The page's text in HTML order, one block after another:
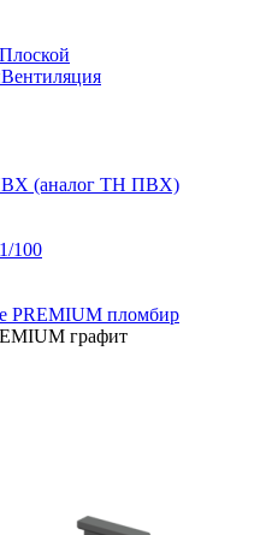
Вентиляция
(аналог ТН ПВХ)
100
PREMIUM пломбир
графит